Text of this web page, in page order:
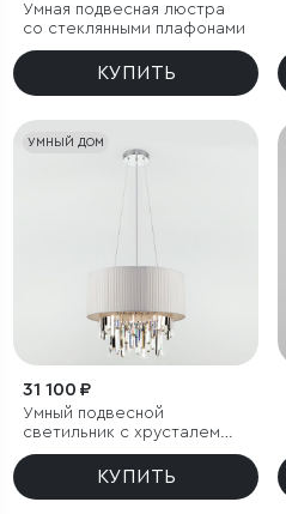
Умная подвесная люстра
со стеклянными плафонами
КУПИТЬ
УМНЫЙ ДОМ
31 100 ₽
Умный подвесной
светильник с хрусталем
Eurosvet Amantea 10122/6
КУПИТЬ